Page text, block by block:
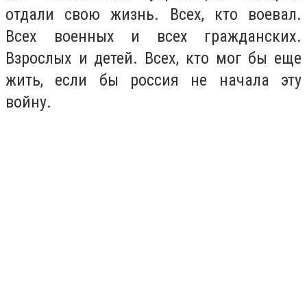
отдали свою жизнь. Всех, кто воевал.
Всех военных и всех гражданских.
Взрослых и детей. Всех, кто мог бы еще
жить, если бы россия не начала эту
войну.